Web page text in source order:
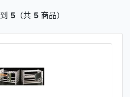
到 5（共 5商品）